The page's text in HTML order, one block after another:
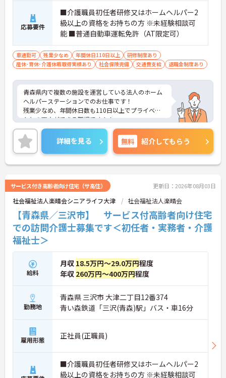
応募要件
■介護職員初任者研修又はホームヘルパー2
級以上の資格をお持ちの方 ※未経験相談可
能 ■普通自動車運転免許（AT限定可）
車通勤可 残業少なめ 年間休日110日以上
研修制度あり
産休･育休･介護休暇取得実績あり
社会保険完備 交通費支給 退職金制度あり
青森県内で複数の施設を運営している法人のホーム
ヘルパーステーションでのお仕事です！
残業少なめ、年間休日数も110日以上でプライベー
トとの両立ができる職場です！！
面接のポイントなど、さらに詳細をお話致しますの
でお気軽にご相談ください。
詳細を見る 無料 紹介してもらう
サービス付き高齢者向け住宅（サ高住） 更新日：2026年08月03日
社会福祉法人楽晴会シニアライフ大津 社会福祉法人楽晴会
【青森県／三沢市】 サービス付高齢者向け住宅
での訪問介護士募集です＜初任者・実務者・介護
福祉士＞
給料
月収 18.5万円～29.0万円程度
年収 260万円～400万円程度
勤務地
青森県 三沢市 大津二丁目12番374
青い森鉄道「三沢(青森)駅」バス・車16分
雇用形態 正社員(正職員)
■介護職員初任者研修又はホームヘルパー2
級以上の資格をお持ちの方 ※未経験相談可